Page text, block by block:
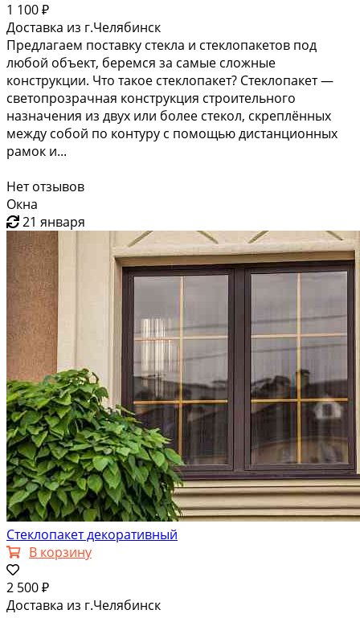
1 100 ₽
Доставка из г.Челябинск
Предлагаем поставку стекла и стеклопакетов под
любой объект, беремся за самые сложные
конструкции. Что такое стеклопакет? Стеклопакет —
светопрозрачная конструкция строительного
назначения из двух или более стекол, скреплённых
между собой по контуру с помощью дистанционных
рамок и...
Нет отзывов
Окна
21 января
Стеклопакет декоративный
В корзину
2 500 ₽
Доставка из г.Челябинск